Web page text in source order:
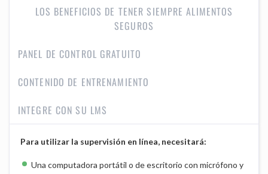
LOS BENEFICIOS DE TENER SIEMPRE ALIMENTOS
SEGUROS
PANEL DE CONTROL GRATUITO
CONTENIDO DE ENTRENAMIENTO
INTEGRE CON SU LMS
Para utilizar la supervisión en línea, necesitará:
Una computadora portátil o de escritorio con micrófono y